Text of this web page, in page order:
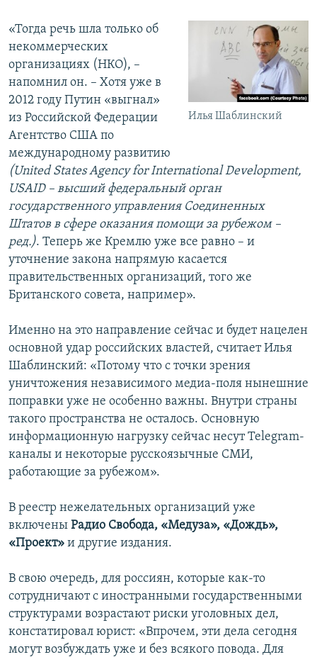
Илья Шаблинский
«Тогда речь шла только об
некоммерческих
организациях (НКО), –
напомнил он. – Хотя уже в
2012 году Путин «выгнал»
из Российской Федерации
Агентство США по
международному развитию
(United States Agency for International Development,
USAID – высший федеральный орган
государственного управления Соединенных
Штатов в сфере оказания помощи за рубежом –
ред.). Теперь же Кремлю уже все равно – и
уточнение закона напрямую касается
правительственных организаций, того же
Британского совета, например».
Именно на это направление сейчас и будет нацелен
основной удар российских властей, считает Илья
Шаблинский: «Потому что с точки зрения
уничтожения независимого медиа-поля нынешние
поправки уже не особенно важны. Внутри страны
такого пространства не осталось. Основную
информационную нагрузку сейчас несут Telegram-
каналы и некоторые русскоязычные СМИ,
работающие за рубежом».
В реестр нежелательных организаций уже
включены Радио Свобода, «Медуза», «Дождь»,
«Проект» и другие издания.
В свою очередь, для россиян, которые как-то
сотрудничают с иностранными государственными
структурами возрастают риски уголовных дел,
констатировал юрист: «Впрочем, эти дела сегодня
могут возбуждать уже и без всякого повода. Для